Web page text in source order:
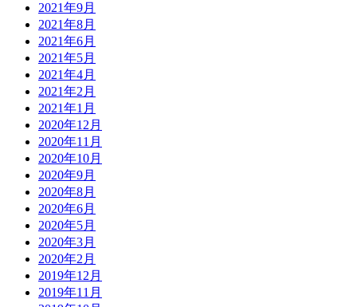
2021年9月
2021年8月
2021年6月
2021年5月
2021年4月
2021年2月
2021年1月
2020年12月
2020年11月
2020年10月
2020年9月
2020年8月
2020年6月
2020年5月
2020年3月
2020年2月
2019年12月
2019年11月